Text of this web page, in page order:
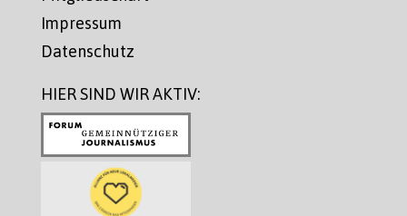
Impressum
Datenschutz
HIER SIND WIR AKTIV: